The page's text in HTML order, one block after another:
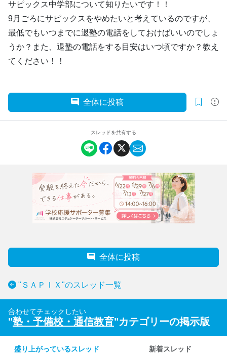
サピックス中学部について知りたいです！！
9月ごろにサピックスをやめたいと考えているのですが、
最低でもいつまでに退塾の電話をしておけばいいのでしょ
うか？また、退塾の電話をする目安はいつ頃ですか？教え
てください！！
全体に投稿
スレッドを共有する
全体に投稿
"ＳＡＰＩＸ"のスレッド一覧
合わせてチェックしたい
"塾・予備校・通信教育"カテゴリーの掲示版
盛り上がっているスレッド 新着スレッド